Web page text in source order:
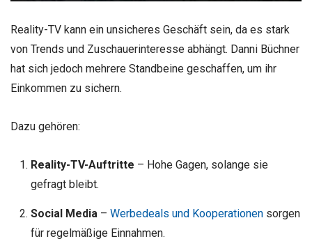
Reality-TV kann ein unsicheres Geschäft sein, da es stark
von Trends und Zuschauerinteresse abhängt. Danni Büchner
hat sich jedoch mehrere Standbeine geschaffen, um ihr
Einkommen zu sichern.
Dazu gehören:
Reality-TV-Auftritte – Hohe Gagen, solange sie
gefragt bleibt.
Social Media – Werbedeals und Kooperationensorgen
für regelmäßige Einnahmen.